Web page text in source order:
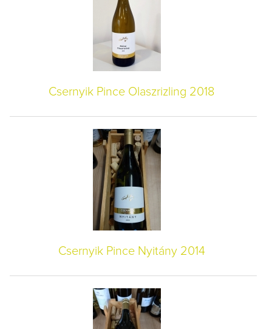
Csernyik Pince Olaszrizling 2018
Csernyik Pince Nyitány 2014